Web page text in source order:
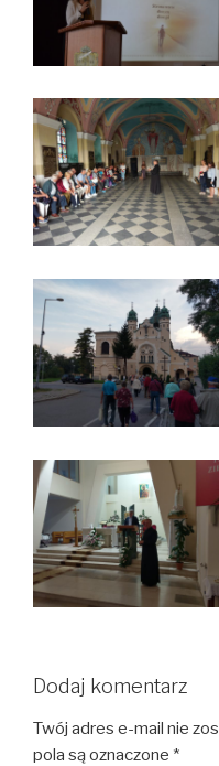
Dodaj komentarz
Twój adres e-mail nie
pola są oznaczone *